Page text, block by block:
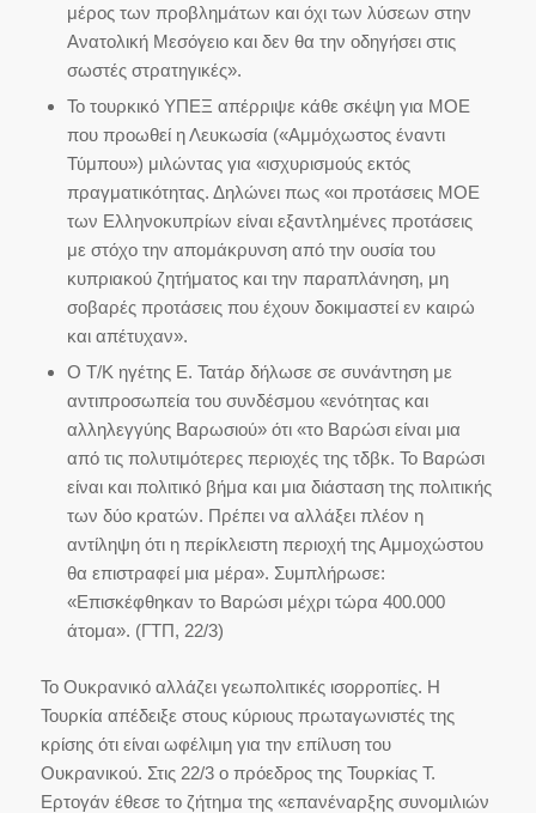
μέρος των προβλημάτων και όχι των λύσεων στην
Ανατολική Μεσόγειο και δεν θα την οδηγήσει στις
σωστές στρατηγικές».
Το τουρκικό ΥΠΕΞ απέρριψε κάθε σκέψη για ΜΟΕ
που προωθεί η Λευκωσία («Αμμόχωστος έναντι
Τύμπου») μιλώντας για «ισχυρισμούς εκτός
πραγματικότητας. Δηλώνει πως «οι προτάσεις ΜΟΕ
των Ελληνοκυπρίων είναι εξαντλημένες προτάσεις
με στόχο την απομάκρυνση από την ουσία του
κυπριακού ζητήματος και την παραπλάνηση, μη
σοβαρές προτάσεις που έχουν δοκιμαστεί εν καιρώ
και απέτυχαν».
Ο Τ/Κ ηγέτης Ε. Τατάρ δήλωσε σε συνάντηση με
αντιπροσωπεία του συνδέσμου «ενότητας και
αλληλεγγύης Βαρωσιού» ότι «το Βαρώσι είναι μια
από τις πολυτιμότερες περιοχές της τδβκ. Το Βαρώσι
είναι και πολιτικό βήμα και μια διάσταση της πολιτικής
των δύο κρατών. Πρέπει να αλλάξει πλέον η
αντίληψη ότι η περίκλειστη περιοχή της Αμμοχώστου
θα επιστραφεί μια μέρα». Συμπλήρωσε:
«Επισκέφθηκαν το Βαρώσι μέχρι τώρα 400.000
άτομα». (ΓΤΠ, 22/3)
Το Ουκρανικό αλλάζει γεωπολιτικές ισορροπίες. Η
Τουρκία απέδειξε στους κύριους πρωταγωνιστές της
κρίσης ότι είναι ωφέλιμη για την επίλυση του
Ουκρανικού. Στις 22/3 ο πρόεδρος της Τουρκίας Τ.
Ερτογάν έθεσε το ζήτημα της «επανέναρξης συνομιλιών